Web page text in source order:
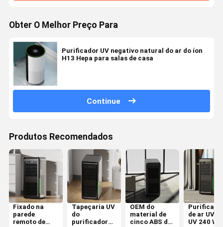
Obter O Melhor Preço Para
Purificador UV negativo natural do ar do íon
H13 Hepa para salas de casa
Continue
Produtos Recomendados
Fixado na
parede
remoto de
Tapeçaria UV
do
purificador
OEM do
material de
cinco ABS do
de ar UV
UV 240 W